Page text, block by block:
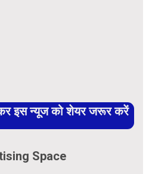
इस न्यूज को शेयर जरूर करें
Space